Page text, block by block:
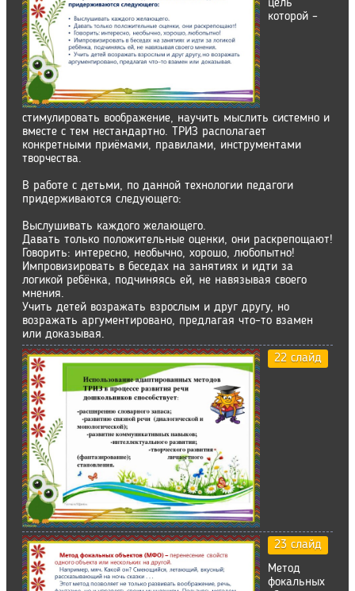
цель
которой –
стимулировать воображение, научить мыслить системно и
вместе с тем нестандартно. ТРИЗ располагает
конкретными приёмами, правилами, инструментами
творчества.
В работе с детьми, по данной технологии педагоги
придерживаются следующего:
Выслушивать каждого желающего.
Давать только положительные оценки, они раскрепощают!
Говорить: интересно, необычно, хорошо, любопытно!
Импровизировать в беседах на занятиях и идти за
логикой ребёнка, подчиняясь ей, не навязывая своего
мнения.
Учить детей возражать взрослым и друг другу, но
возражать аргументировано, предлагая что–то взамен
или доказывая.
22 слайд
23 слайд
Метод
фокальных